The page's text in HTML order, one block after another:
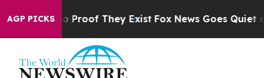
AGP PICKS
Offers no Proof They Exist Fox News Goes Quiet as